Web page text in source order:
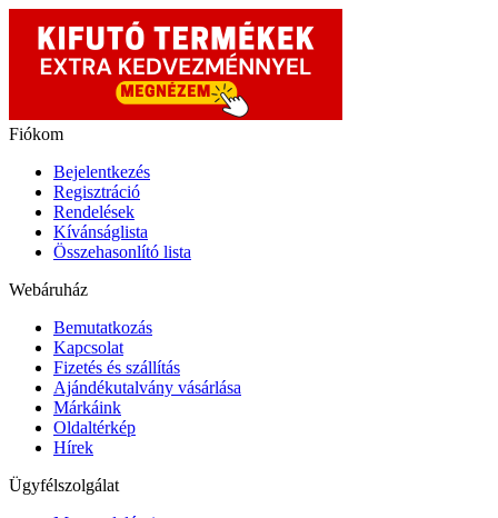
Fiókom
Bejelentkezés
Regisztráció
Rendelések
Kívánságlista
Összehasonlító lista
Webáruház
Bemutatkozás
Kapcsolat
Fizetés és szállítás
Ajándékutalvány vásárlása
Márkáink
Oldaltérkép
Hírek
Ügyfélszolgálat